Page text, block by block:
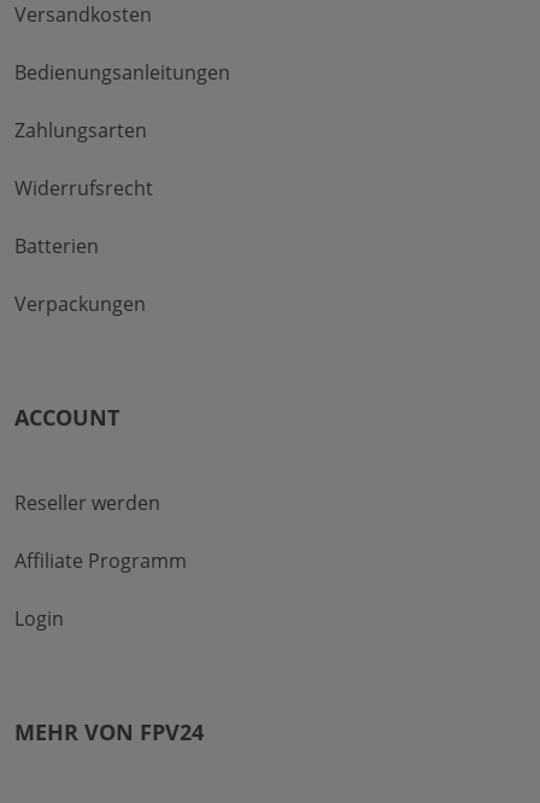
Versandkosten
Bedienungsanleitungen
Zahlungsarten
Widerrufsrecht
Batterien
Verpackungen
ACCOUNT
Reseller werden
Affiliate Programm
Login
MEHR VON FPV24